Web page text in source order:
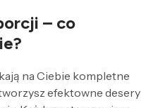
– co
na Ciebie kompletne
efektowne desery